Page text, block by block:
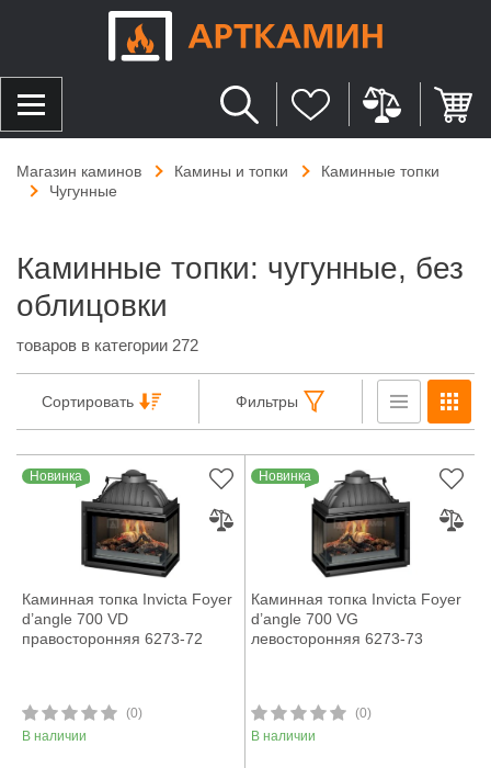
Магазин каминов Камины и топки
Каминные топки
Чугунные
Каминные топки: чугунные, без
облицовки
товаров в категории 272
Сортировать Фильтры
Новинка
Каминная топка Invicta Foyer
d’angle 700 VD
правосторонняя 6273-72
(0)
В наличии
Новинка
Каминная топка Invicta Foyer
d’angle 700 VG
левосторонняя 6273-73
(0)
В наличии